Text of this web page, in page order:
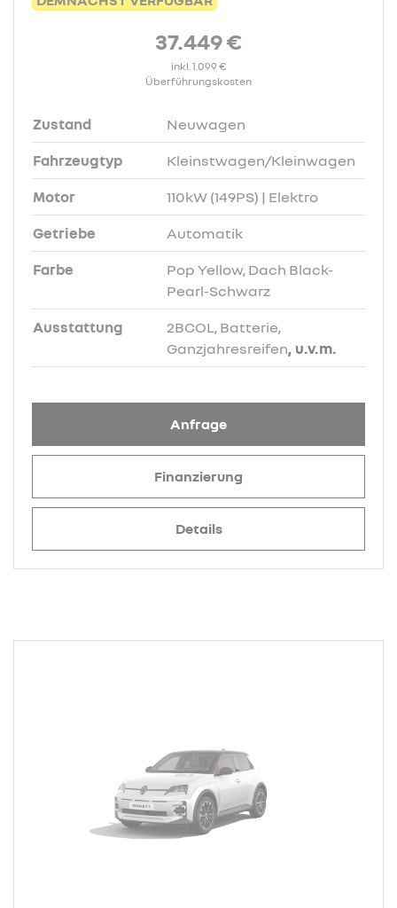
37.449 €
inkl. 1.099 €
Überführungskosten
Zustand Neuwagen
Fahrzeugtyp Kleinstwagen/Kleinwagen
Motor 110kW (149PS) | Elektro
Getriebe Automatik
Farbe
Pop Yellow, Dach Black-
Pearl-Schwarz
Ausstattung
2BCOL, Batterie,
Ganzjahresreifen, u.v.m.
Anfrage
Finanzierung
Details